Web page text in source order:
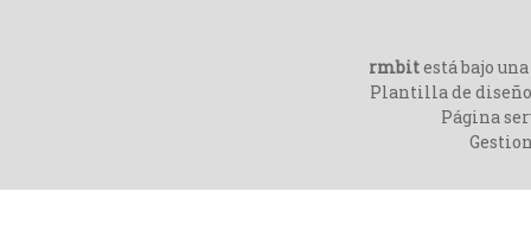
rmbitestá bajo una
Plantilla de
Página